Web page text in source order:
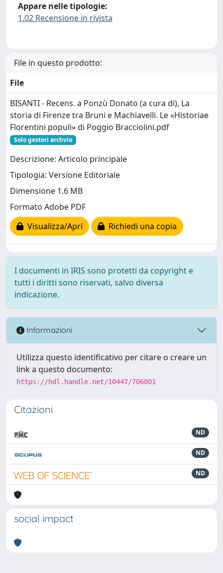
Appare nelle tipologie:
1.02 Recensione in rivista
File in questo prodotto:
File
BISANTI - Recens. a Ponzù Donato (a cura di), La
storia di Firenze tra Bruni e Machiavelli. Le «Historiae
Florentini populi» di Poggio Bracciolini.pdf
Solo gestori archvio
Descrizione: Articolo principale
Tipologia: Versione Editoriale
Dimensione 1.6 MB
Formato Adobe PDF
Visualizza/Apri
Richiedi una copia
I documenti in IRIS sono protetti da copyright e
tutti i diritti sono riservati, salvo diversa
indicazione.
Informazioni
Utilizza questo identificativo per citare o creare un
link a questo documento:
https://hdl.handle.net/10447/706801
Citazioni
ND
ND
ND
social impact